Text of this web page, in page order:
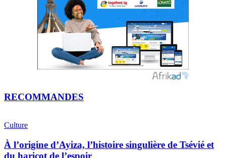
RECOMMANDES
Culture
À l’origine d’Ayiza, l’histoire singulière de Tsévié et
du haricot de l’espoir